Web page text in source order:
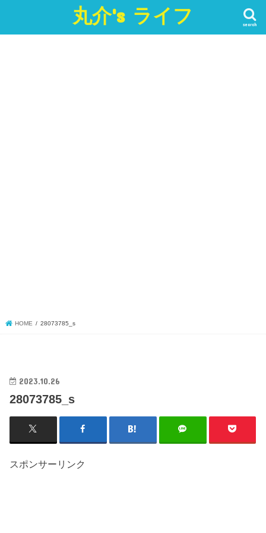
丸介's ライフ search
HOME 28073785_s
2023.10.26
28073785_s
スポンサーリンク